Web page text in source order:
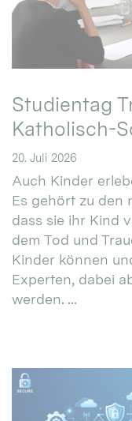
Studientag
Katholisch-
20. Juli 2026
Auch Kinder
Es gehört zu den
dass sie ihr Kind
dem Tod und
Kinder können
Experten, dabei
werden. ...